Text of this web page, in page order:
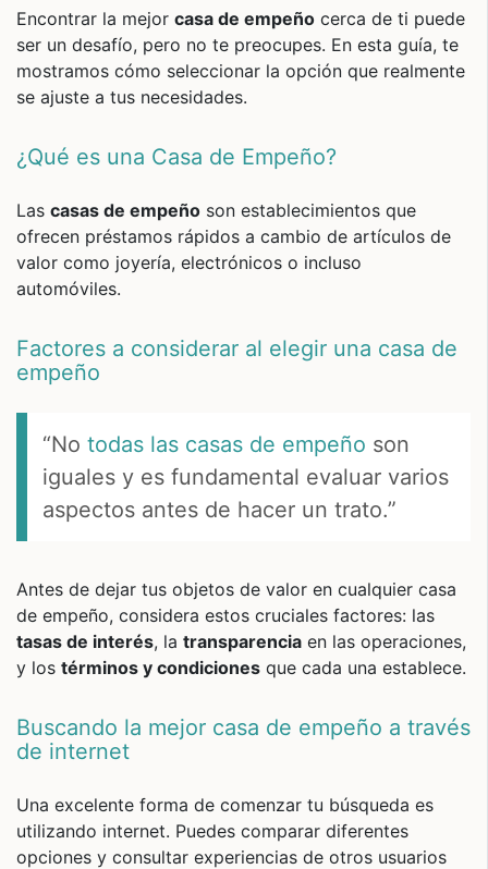
Encontrar la mejor casa de empeño cerca de ti puede
ser un desafío, pero no te preocupes. En esta guía, te
mostramos cómo seleccionar la opción que realmente
se ajuste a tus necesidades.
¿Qué es una Casa de Empeño?
Las casas de empeño son establecimientos que
ofrecen préstamos rápidos a cambio de artículos de
valor como joyería, electrónicos o incluso
automóviles.
Factores a considerar al elegir una casa de
empeño
“No todas las casas de empeño son
iguales y es fundamental evaluar varios
aspectos antes de hacer un trato.”
Antes de dejar tus objetos de valor en cualquier casa
de empeño, considera estos cruciales factores: las
tasas de interés, la transparencia en las operaciones,
y los términos y condiciones que cada una establece.
Buscando la mejor casa de empeño a través
de internet
Una excelente forma de comenzar tu búsqueda es
utilizando internet. Puedes comparar diferentes
opciones y consultar experiencias de otros usuarios